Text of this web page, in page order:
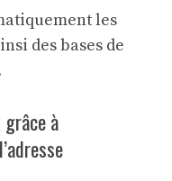
les
des bases de
à